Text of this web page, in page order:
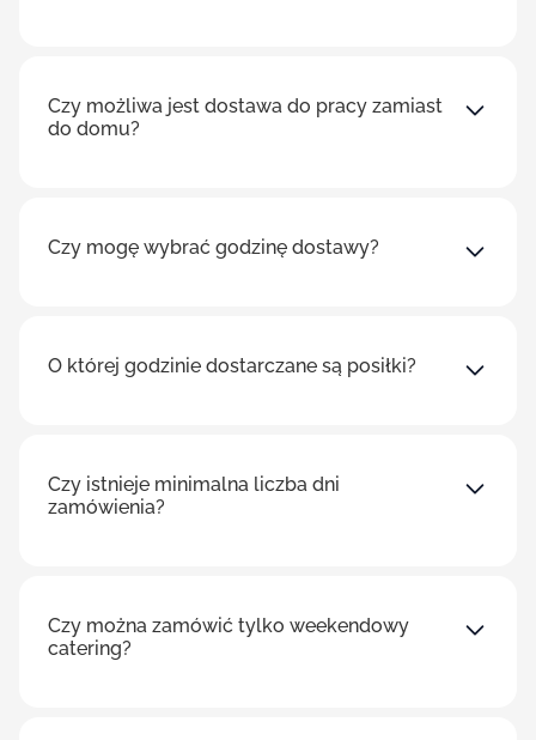
Czy możliwa jest dostawa do pracy zamiast
do domu?
Czy mogę wybrać godzinę dostawy?
O której godzinie dostarczane są posiłki?
Czy istnieje minimalna liczba dni
zamówienia?
Czy można zamówić tylko weekendowy
catering?